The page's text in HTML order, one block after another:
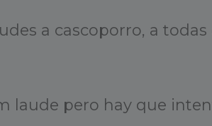
a cascoporro, a todas
laude pero hay que